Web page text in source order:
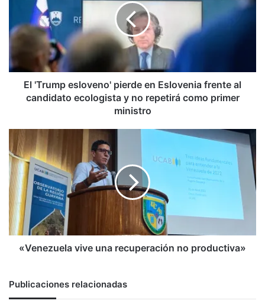
Eslovenia
al
candidato
ecologista
como
primer
ministro
El 'Trump esloveno' pierde en Eslovenia frente al
candidato ecologista y no repetirá como primer
ministro
«Venezuela
vive
una
recuperación
no
productiva»
«Venezuela vive una recuperación no productiva»
Publicaciones relacionadas